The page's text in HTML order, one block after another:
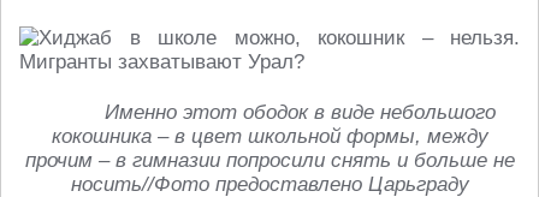
Именно этот ободок в виде небольшого
кокошника – в цвет школьной формы, между
прочим – в гимназии попросили снять и больше не
носить//Фото предоставлено Царьграду